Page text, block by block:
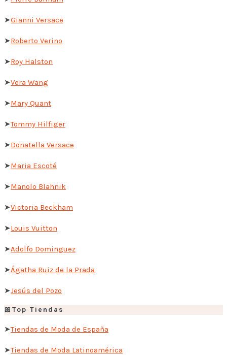
➤Gianni Versace
➤Roberto Verino
➤Roy Halston
➤Vera Wang
➤Mary Quant
➤Tommy Hilfiger
➤Donatella Versace
➤Maria Escoté
➤Manolo Blahnik
➤Victoria Beckham
➤Louis Vuitton
➤Adolfo Dominguez
➤Ágatha Ruiz de la Prada
➤Jesús del Pozo
🎀Top Tiendas
➤Tiendas de Moda de España
➤Tiendas de Moda Latinoamérica